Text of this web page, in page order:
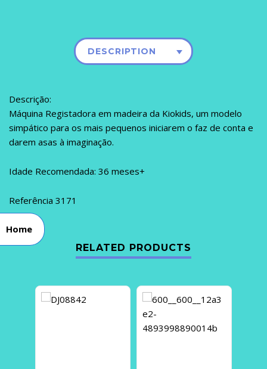
DESCRIPTION
Descrição:
Máquina Registadora em madeira da Kiokids, um modelo
simpático para os mais pequenos iniciarem o faz de conta e
darem asas à imaginação.
Idade Recomendada: 36 meses+
Referência 3171
RELATED PRODUCTS
Home